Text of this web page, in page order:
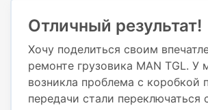
Отличный результат!
Хочу поделиться своим
ремонте грузовика MAN TGL. У
возникла проблема с коробкой
передачи стали переключаться